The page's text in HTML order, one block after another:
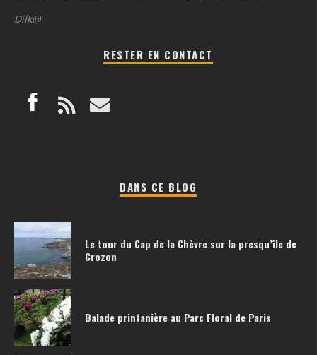
Dilk@
RESTER EN CONTACT
DANS CE BLOG
Le tour du Cap de la Chèvre sur la presqu’île de
Crozon
Balade printanière au Parc Floral de Paris